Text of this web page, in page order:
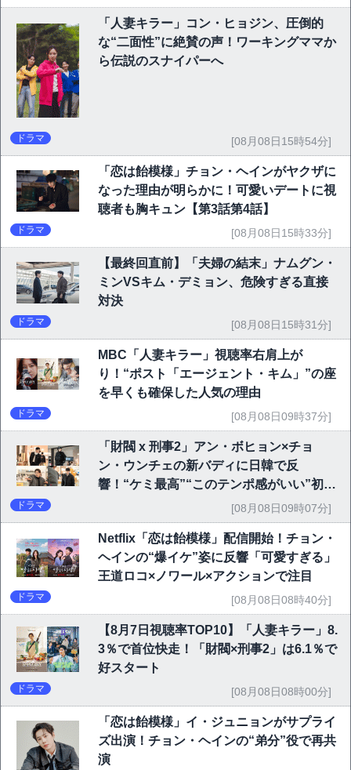
「人妻キラー」コン・ヒョジン、圧倒的
な“二面性”に絶賛の声！ワーキングママか
ら伝説のスナイパーへ
ドラマ [08月08日15時54分]
「恋は飴模様」チョン・ヘインがヤクザに
なった理由が明らかに！可愛いデートに視
聴者も胸キュン【第3話第4話】
ドラマ [08月08日15時33分]
【最終回直前】「夫婦の結末」ナムグン・
ミンVSキム・デミョン、危険すぎる直接
対決
ドラマ [08月08日15時31分]
MBC「人妻キラー」視聴率右肩上が
り！“ポスト「エージェント・キム」”の座
を早くも確保した人気の理由
ドラマ [08月08日09時37分]
「財閥 x 刑事2」アン・ボヒョン×チョ
ン・ウンチェの新バディに日韓で反
響！“ケミ最高”“このテンポ感がいい”初回
ドラマ [08月08日09時07分]
Netflix「恋は飴模様」配信開始！チョン・
ヘインの“爆イケ”姿に反響「可愛すぎる」
王道ロコ×ノワール×アクションで注目
ドラマ [08月08日08時40分]
【8月7日視聴率TOP10】「人妻キラー」8.
3％で首位快走！「財閥×刑事2」は6.1％で
好スタート
ドラマ [08月08日08時00分]
「恋は飴模様」イ・ジュニョンがサプライ
ズ出演！チョン・ヘインの“弟分”役で再共
演